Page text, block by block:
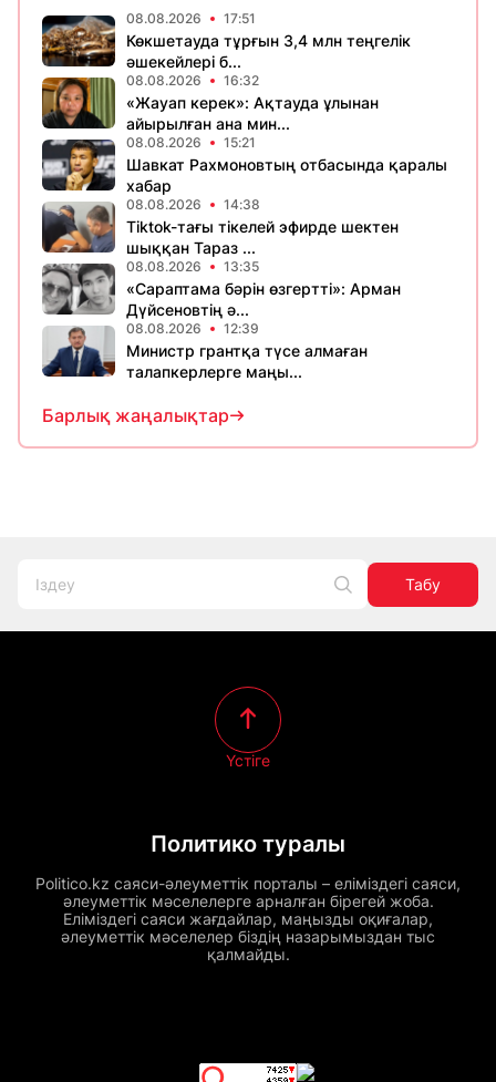
08.08.2026 17:51
Көкшетауда тұрғын 3,4 млн теңгелік
әшекейлері б...
08.08.2026 16:32
«Жауап керек»: Ақтауда ұлынан
айырылған ана мин...
08.08.2026 15:21
Шавкат Рахмоновтың отбасында қаралы
хабар
08.08.2026 14:38
Tiktok-тағы тікелей эфирде шектен
шыққан Тараз ...
08.08.2026 13:35
«Сараптама бәрін өзгертті»: Арман
Дүйсеновтің ә...
08.08.2026 12:39
Министр грантқа түсе алмаған
талапкерлерге маңы...
Барлық жаңалықтар
Табу
Политико туралы
Politico.kz саяси-әлеуметтік порталы – еліміздегі саяси,
әлеуметтік мәселелерге арналған бірегей жоба.
Еліміздегі саяси жағдайлар, маңызды оқиғалар,
әлеуметтік мәселелер біздің назарымыздан тыс
қалмайды.
Үстіге